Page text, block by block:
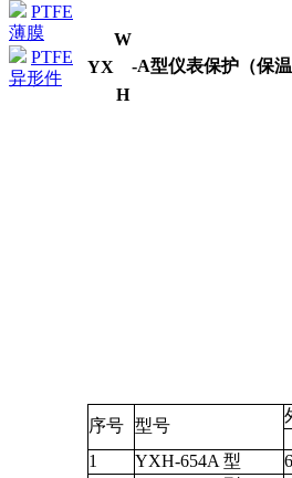
PTFE
薄膜
PTFE
异形件
YX
W
-A型仪表保护（保
H
序号 型号
1
YXH-654A 型